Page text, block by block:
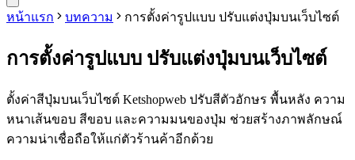
หน้าแรก บทความ การตั้งค่ารูปแบบ ปรับแต่งปุ่มบนเว็บไซต์
การตั้งค่ารูปแบบ ปรับแต่งปุ่มบนเว็บไซต์
ตั้งค่าสีปุ่มบนเว็บไซต์ Ketshopweb ปรับสีตัวอักษร พื้นหลัง ความ
หนาเส้นขอบ สีขอบ และความมนของปุ่ม ช่วยสร้างภาพลักษณ์
ความน่าเชื่อถือให้แก่ตัวร้านค้าอีกด้วย